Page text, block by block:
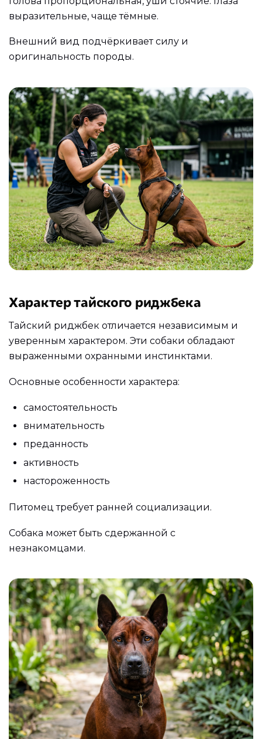
выразительные, чаще тёмные.
Внешний вид подчёркивает силу и
оригинальность породы.
Характер тайского риджбека
Тайский риджбек отличается независимым и
уверенным характером. Эти собаки обладают
выраженными охранными инстинктами.
Основные особенности характера:
самостоятельность
внимательность
преданность
активность
настороженность
Питомец требует ранней социализации.
Собака может быть сдержанной с
незнакомцами.